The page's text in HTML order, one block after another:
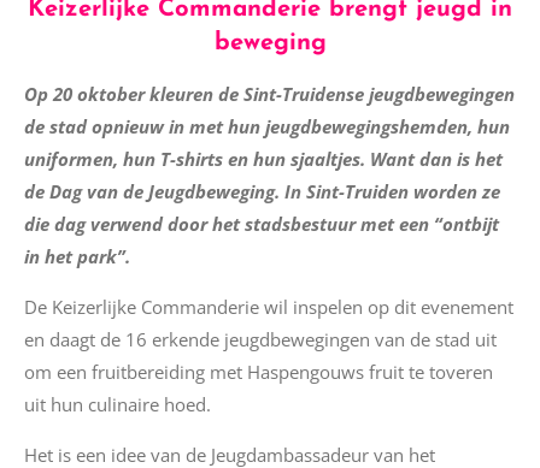
Keizerlijke Commanderie brengt jeugd in
beweging
Op 20 oktoberkleuren de Sint-Truidense jeugdbewegingen
de stad opnieuw in met hun jeugdbewegingshemden, hun
uniformen, hun T-shirts en hun sjaaltjes. Want dan is het
de Dag van de Jeugdbeweging. In Sint-Truiden worden ze
die dag verwend door het stadsbestuur met een “ontbijt
in het park”.
De Keizerlijke Commanderie wil inspelen op dit evenement
en daagt de 16 erkende jeugdbewegingen van de stad uit
om een fruitbereiding met Haspengouws fruit te toveren
uit hun culinaire hoed.
Het is een idee van de Jeugdambassadeur van het